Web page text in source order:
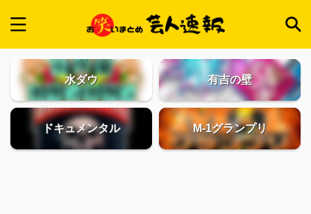
水ダウ 有吉の壁
ドキュメンタル M-1グランプリ